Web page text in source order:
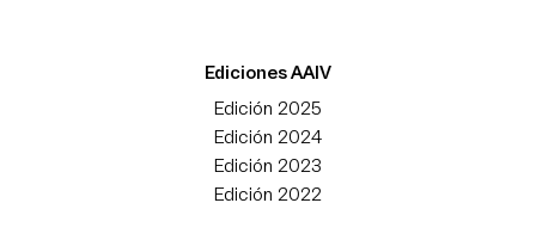
Ediciones AAIV
Edición 2025
Edición 2024
Edición 2023
Edición 2022